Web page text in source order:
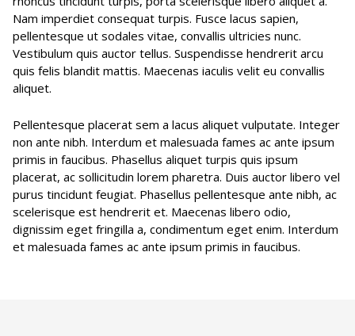
Nam imperdiet consequat turpis. Fusce lacus sapien,
pellentesque ut sodales vitae, convallis ultricies nunc.
Vestibulum quis auctor tellus. Suspendisse hendrerit arcu
quis felis blandit mattis. Maecenas iaculis velit eu convallis
aliquet.
Pellentesque placerat sem a lacus aliquet vulputate. Integer
non ante nibh. Interdum et malesuada fames ac ante ipsum
primis in faucibus. Phasellus aliquet turpis quis ipsum
placerat, ac sollicitudin lorem pharetra. Duis auctor libero vel
purus tincidunt feugiat. Phasellus pellentesque ante nibh, ac
scelerisque est hendrerit et. Maecenas libero odio,
dignissim eget fringilla a, condimentum eget enim. Interdum
et malesuada fames ac ante ipsum primis in faucibus.